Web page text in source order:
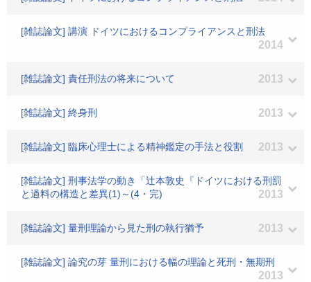
[雑誌論文] 講演 ドイツにおけるコンプライアンスと刑法
2014
[雑誌論文] 責任刑法の将来について 2013
[雑誌論文] 終身刑 2013
[雑誌論文] 臨床心理士による精神鑑定の手法と役割 2013
[雑誌論文] 刑事法学の動き「辻本敦史『ドイツにおける刑罰
と過料の構造と差異(1)～(4・完)
2013
[雑誌論文] 量刑理論から見た刑の執行猶予 2013
[雑誌論文] 論究の芽 量刑における幅の理論と死刑・無期刑
2013